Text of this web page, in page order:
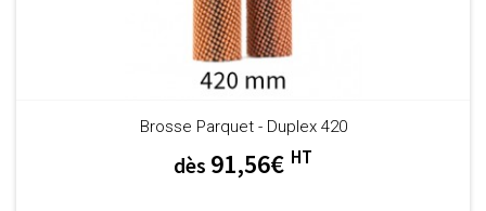
Brosse Parquet - Duplex 420
dès 91,56€ HT